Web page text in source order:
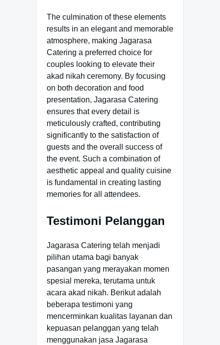
The culmination of these elements
results in an elegant and memorable
atmosphere, making Jagarasa
Catering a preferred choice for
couples looking to elevate their
akad nikah ceremony. By focusing
on both decoration and food
presentation, Jagarasa Catering
ensures that every detail is
meticulously crafted, contributing
significantly to the satisfaction of
guests and the overall success of
the event. Such a combination of
aesthetic appeal and quality cuisine
is fundamental in creating lasting
memories for all attendees.
Testimoni Pelanggan
Jagarasa Catering telah menjadi
pilihan utama bagi banyak
pasangan yang merayakan momen
spesial mereka, terutama untuk
acara akad nikah. Berikut adalah
beberapa testimoni yang
mencerminkan kualitas layanan dan
kepuasan pelanggan yang telah
menggunakan jasa Jagarasa